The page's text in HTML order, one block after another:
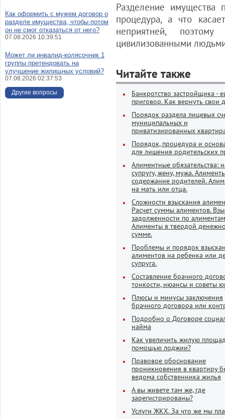
Разделение имущества
процедура, а что
неприятней,
цивилизованными
Читайте также
Банкротство застройщика -
приговор. Как вернуть свои
Порядок раздела лицевых
муниципальных и
приватизированных
Порядок, процедура и
для лишения родительских
Алиментные обязательства:
супругу, жену, мужа.
содержание родителей.
на мать или отца.
Сложности взыскания
Расчет суммы алиментов.
задолженности по
Алименты в твердой
сумме.
Проблемы и порядок
алиментов на ребенка или
супруга.
Составление брачного
тонкости, нюансы и советы
Плюсы и минусы заключения
брачного договора или
Подробно о Договоре
найма
Как увеличить жилую
помощью лоджии?
Правовое обоснование
проникновения в квартиру
ведома собственника жилья
А вы живете там же, где
зарегистрированы?
Услуги ЖКХ. За что же мы
Как оформить с мужем договор о
разделе имущества, чтобы потом
он не смог отказаться от него?
07.08.2026 10:39:51
Может ли инвалид-колясочник 1
группы претендовать на
улучшение жилищных условий?
07.08.2026 02:37:53
Другие вопросы